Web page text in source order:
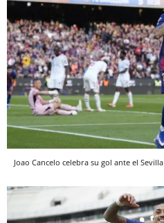
Joao Cancelo celebra su gol ante el Sevilla